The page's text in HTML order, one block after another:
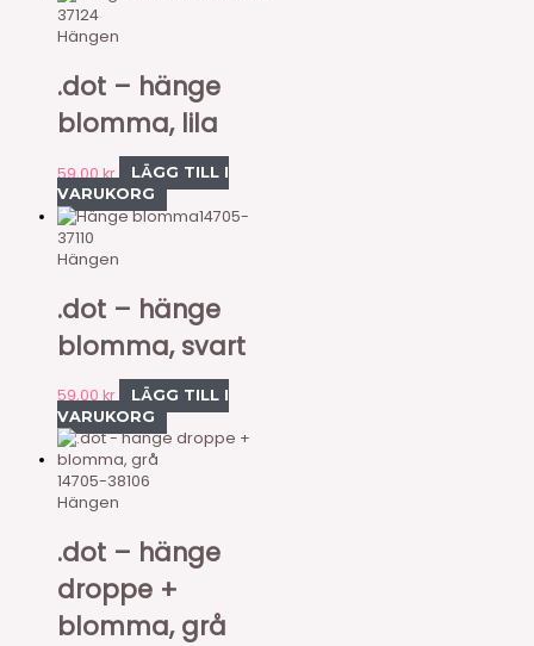
37124
Hängen
.dot – hänge
blomma, lila
59,00kr
LÄGG TILL I
VARUKORG
14705-
37110
Hängen
.dot – hänge
blomma, svart
59,00 kr
LÄGG TILL I
VARUKORG
14705-38106
Hängen
.dot – hänge
droppe +
blomma, grå